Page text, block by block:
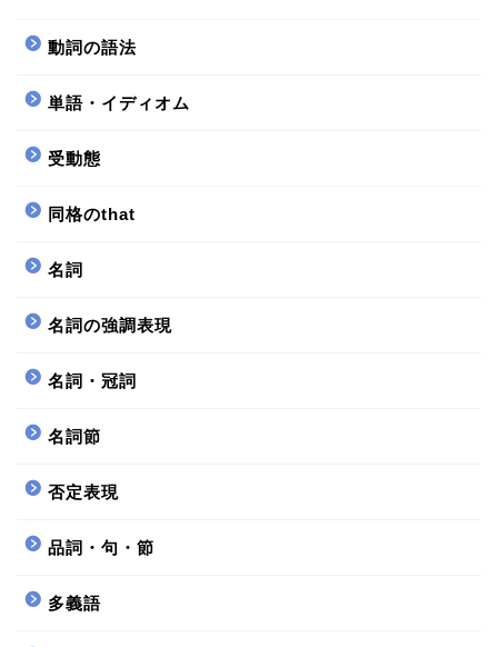
動詞の語法
単語・イディオム
受動態
同格のthat
名詞
名詞の強調表現
名詞・冠詞
名詞節
否定表現
品詞・句・節
多義語